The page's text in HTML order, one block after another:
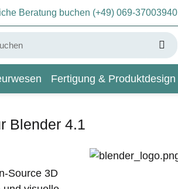
Beratung buchen (+49) 069-37003940
Fertigung & Produktdesign
Blender 4.1
Source 3D